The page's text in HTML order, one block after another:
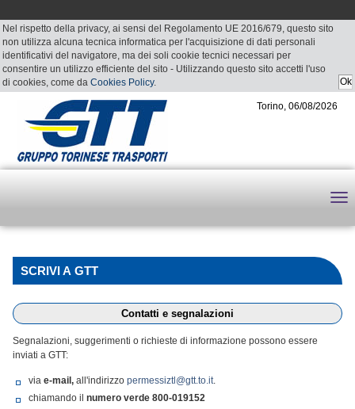
Nel rispetto della privacy, ai sensi del Regolamento UE 2016/679, questo sito
non utilizza alcuna tecnica informatica per l'acquisizione di dati personali
identificativi del navigatore, ma dei soli cookie tecnici necessari per
consentire un utilizzo efficiente del sito - Utilizzando questo sito accetti l'uso
di cookies, come da Cookies Policy.
Torino, 06/08/2026
SCRIVI A GTT
Contatti e segnalazioni
Segnalazioni, suggerimenti o richieste di informazione possono essere
inviati a GTT:
via e-mail, all'indirizzo permessiztl@gtt.to.it.
chiamando il numero verde 800-019152